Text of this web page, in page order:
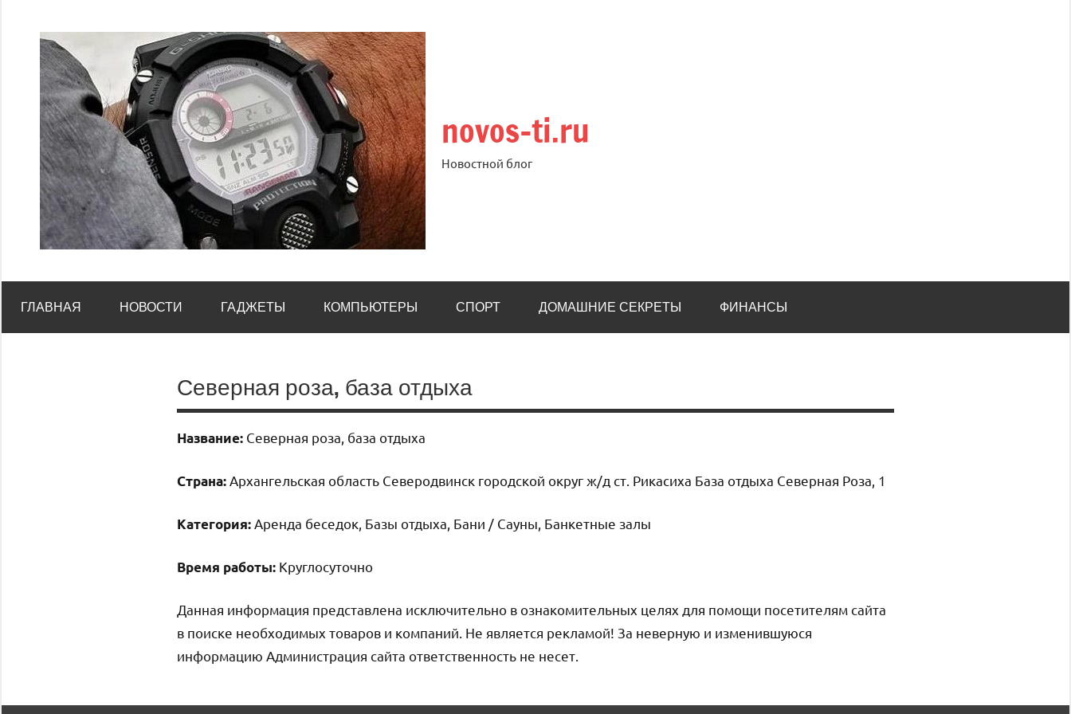
содержимому
novos-ti.ru
Новостной блог
ГЛАВНАЯ НОВОСТИ ГАДЖЕТЫ КОМПЬЮТЕРЫ СПОРТ ДОМАШНИЕ СЕКРЕТЫ ФИНАНСЫ
Северная роза, база отдыха
Название: Северная роза, база отдыха
Страна: Архангельская область Северодвинск городской округ ж/д ст. Рикасиха База отдыха Северная Роза, 1
Категория: Аренда беседок, Базы отдыха, Бани / Сауны, Банкетные залы
Время работы: Круглосуточно
Данная информация представлена исключительно в ознакомительных целях для помощи посетителям сайта
в поиске необходимых товаров и компаний. Не является рекламой! За неверную и изменившуюся
информацию Администрация сайта ответственность не несет.